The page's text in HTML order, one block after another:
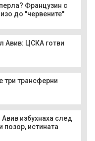
Французин с
до "червените"
Авив: ЦСКА готви
три трансферни
избухнаха след
позор, истината